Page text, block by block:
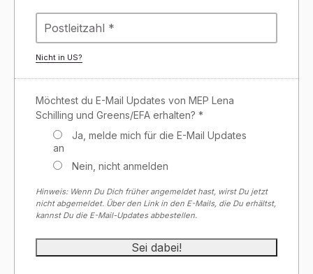
Nicht in US?
Möchtest du E-Mail Updates von MEP Lena
Schilling und Greens/EFA erhalten? *
Ja, melde mich für die E-Mail Updates
an
Nein, nicht anmelden
Hinweis: Wenn Du Dich früher angemeldet hast, wirst Du jetzt
nicht abgemeldet. Über den Link in den E-Mails, die Du erhältst,
kannst Du die E-Mail-Updates abbestellen.